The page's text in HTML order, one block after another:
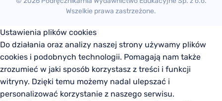
Wszelkie prawa zastrzeżone.
Ustawienia plików cookies
Do działania oraz analizy naszej strony używamy plików
cookies i podobnych technologii. Pomagają nam także
zrozumieć w jaki sposób korzystasz z treści i funkcji
witryny. Dzięki temu możemy nadal ulepszać i
personalizować korzystanie z naszego serwisu.